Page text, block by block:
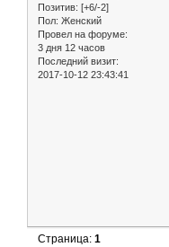
Позитив: [+6/-2]
Пол: Женский
Провел на форуме:
3 дня 12 часов
Последний визит:
2017-10-12 23:43:41
Страница:1